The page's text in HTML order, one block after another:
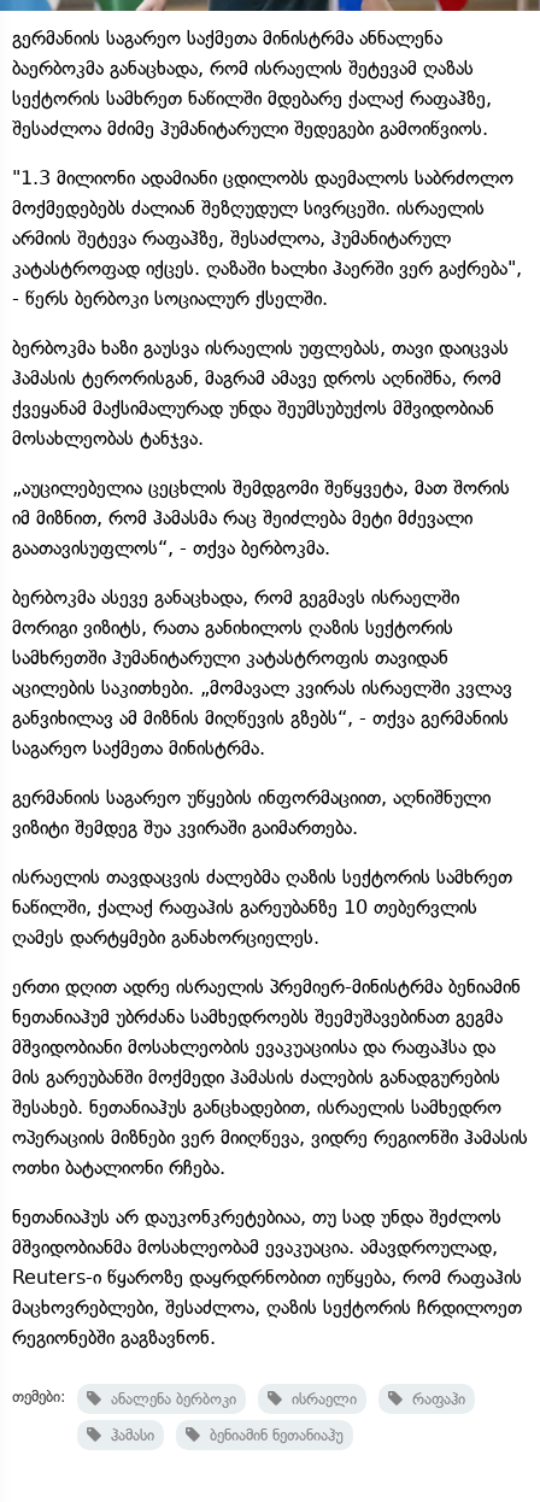
გერმანიის საგარეო საქმეთა მინისტრმა ანნალენა
ბაერბოკმა განაცხადა, რომ ისრაელის შეტევამ ღაზას
სექტორის სამხრეთ ნაწილში მდებარე ქალაქ რაფაჰზე,
შესაძლოა მძიმე ჰუმანიტარული შედეგები გამოიწვიოს.
"1.3 მილიონი ადამიანი ცდილობს დაემალოს საბრძოლო
მოქმედებებს ძალიან შეზღუდულ სივრცეში. ისრაელის
არმიის შეტევა რაფაჰზე, შესაძლოა, ჰუმანიტარულ
კატასტროფად იქცეს. ღაზაში ხალხი ჰაერში ვერ გაქრება",
- წერს ბერბოკი სოციალურ ქსელში.
ბერბოკმა ხაზი გაუსვა ისრაელის უფლებას, თავი დაიცვას
ჰამასის ტერორისგან, მაგრამ ამავე დროს აღნიშნა, რომ
ქვეყანამ მაქსიმალურად უნდა შეუმსუბუქოს მშვიდობიან
მოსახლეობას ტანჯვა.
„აუცილებელია ცეცხლის შემდგომი შეწყვეტა, მათ შორის
იმ მიზნით, რომ ჰამასმა რაც შეიძლება მეტი მძევალი
გაათავისუფლოს“, - თქვა ბერბოკმა.
ბერბოკმა ასევე განაცხადა, რომ გეგმავს ისრაელში
მორიგი ვიზიტს, რათა განიხილოს ღაზის სექტორის
სამხრეთში ჰუმანიტარული კატასტროფის თავიდან
აცილების საკითხები. „მომავალ კვირას ისრაელში კვლავ
განვიხილავ ამ მიზნის მიღწევის გზებს“, - თქვა გერმანიის
საგარეო საქმეთა მინისტრმა.
გერმანიის საგარეო უწყების ინფორმაციით, აღნიშნული
ვიზიტი შემდეგ შუა კვირაში გაიმართება.
ისრაელის თავდაცვის ძალებმა ღაზის სექტორის სამხრეთ
ნაწილში, ქალაქ რაფაჰის გარეუბანზე 10 თებერვლის
ღამეს დარტყმები განახორციელეს.
ერთი დღით ადრე ისრაელის პრემიერ-მინისტრმა ბენიამინ
ნეთანიაჰუმ უბრძანა სამხედროებს შეემუშავებინათ გეგმა
მშვიდობიანი მოსახლეობის ევაკუაციისა და რაფაჰსა და
მის გარეუბანში მოქმედი ჰამასის ძალების განადგურების
შესახებ. ნეთანიაჰუს განცხადებით, ისრაელის სამხედრო
ოპერაციის მიზნები ვერ მიიღწევა, ვიდრე რეგიონში ჰამასის
ოთხი ბატალიონი რჩება.
ნეთანიაჰუს არ დაუკონკრეტებიაა, თუ სად უნდა შეძლოს
მშვიდობიანმა მოსახლეობამ ევაკუაცია. ამავდროულად,
Reuters-ი წყაროზე დაყრდრნობით იუწყება, რომ რაფაჰის
მაცხოვრებლები, შესაძლოა, ღაზის სექტორის ჩრდილოეთ
რეგიონებში გაგზავნონ.
თემები: ანალენა ბერბოკი ისრაელი
რაფაჰი
ჰამასი
ბენიამინ ნეთანიაჰუ